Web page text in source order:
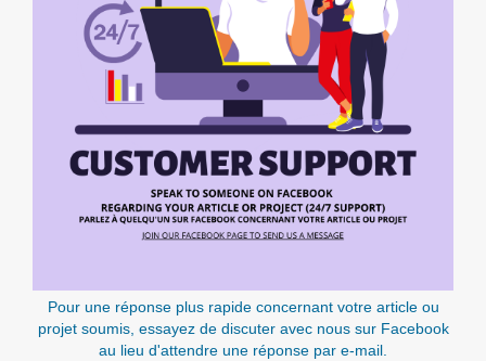
Pour une réponse plus rapide concernant votre article ou
projet soumis, essayez de discuter avec nous sur Facebook
au lieu d'attendre une réponse par e-mail.